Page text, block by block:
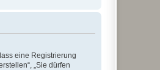
eine Registrierung
„Sie dürfen